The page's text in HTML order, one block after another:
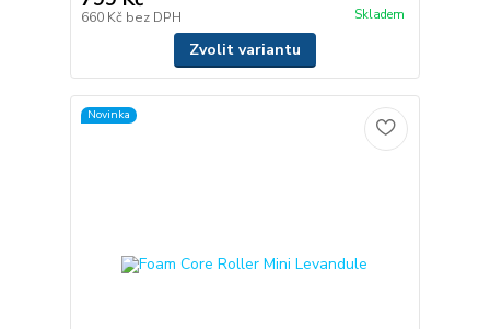
660 Kč bez DPH Skladem
Zvolit variantu
Novinka